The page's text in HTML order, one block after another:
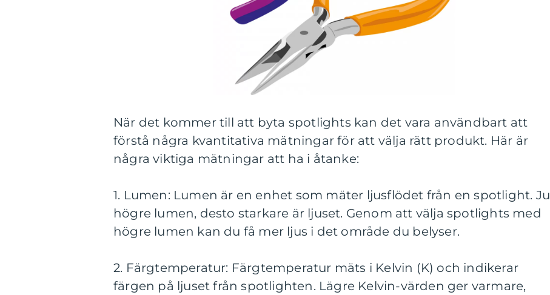
När det kommer till att byta spotlights kan det vara användbart att
förstå några kvantitativa mätningar för att välja rätt produkt. Här är
några viktiga mätningar att ha i åtanke:
1. Lumen: Lumen är en enhet som mäter ljusflödet från en spotlight. Ju
högre lumen, desto starkare är ljuset. Genom att välja spotlights med
högre lumen kan du få mer ljus i det område du belyser.
2. Färgtemperatur: Färgtemperatur mäts i Kelvin (K) och indikerar
färgen på ljuset från spotlighten. Lägre Kelvin-värden ger varmare,